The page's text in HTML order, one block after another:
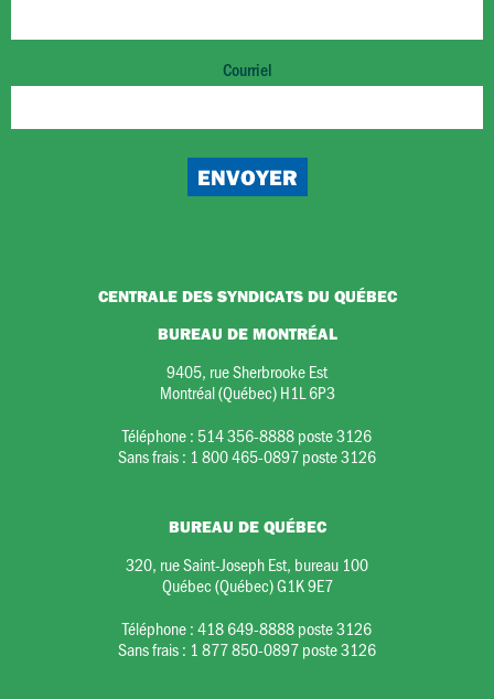
Courriel
CENTRALE DES SYNDICATS DU QUÉBEC
BUREAU DE MONTRÉAL
9405, rue Sherbrooke Est
Montréal (Québec) H1L 6P3
Téléphone : 514 356-8888 poste 3126
Sans frais : 1 800 465-0897 poste 3126
BUREAU DE QUÉBEC
320, rue Saint-Joseph Est, bureau 100
Québec (Québec) G1K 9E7
Téléphone :418 649-8888 poste 3126
Sans frais : 1 877 850-0897 poste 3126